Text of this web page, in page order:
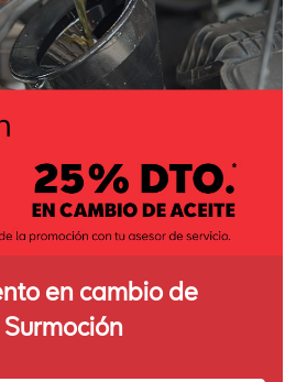
en cambio de
Surmoción